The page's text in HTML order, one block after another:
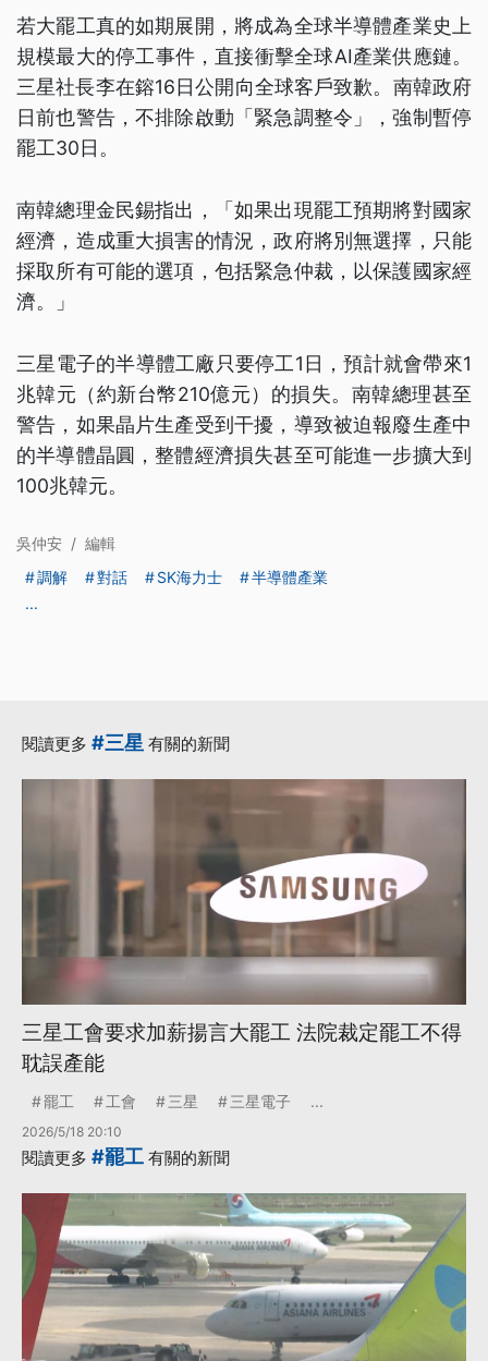
若大罷工真的如期展開，將成為全球半導體產業史上
規模最大的停工事件，直接衝擊全球AI產業供應鏈。
三星社長李在鎔16日公開向全球客戶致歉。南韓政府
日前也警告，不排除啟動「緊急調整令」，強制暫停
罷工30日。
南韓總理金民錫指出，「如果出現罷工預期將對國家
經濟，造成重大損害的情況，政府將別無選擇，只能
採取所有可能的選項，包括緊急仲裁，以保護國家經
濟。」
三星電子的半導體工廠只要停工1日，預計就會帶來1
兆韓元（約新台幣210億元）的損失。南韓總理甚至
警告，如果晶片生產受到干擾，導致被迫報廢生產中
的半導體晶圓，整體經濟損失甚至可能進一步擴大到
100兆韓元。
吳仲安 / 編輯
調解
對話 SK海力士
半導體產業
...
閱讀更多 #三星 有關的新聞
三星工會要求加薪揚言大罷工 法院裁定罷工不得
耽誤產能
罷工 工會 三星 三星電子 ...
2026/5/18 20:10
閱讀更多 #罷工 有關的新聞